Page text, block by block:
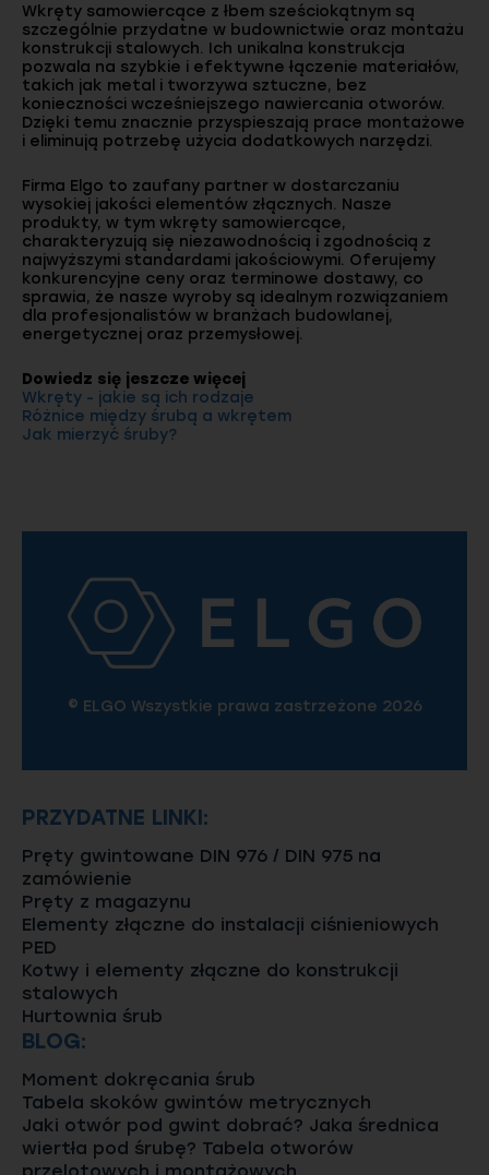
Wkręty samowiercące z łbem sześciokątnym są
szczególnie przydatne w budownictwie oraz montażu
konstrukcji stalowych. Ich unikalna konstrukcja
pozwala na szybkie i efektywne łączenie materiałów,
takich jak metal i tworzywa sztuczne, bez
konieczności wcześniejszego nawiercania otworów.
Dzięki temu znacznie przyspieszają prace montażowe
i eliminują potrzebę użycia dodatkowych narzędzi.
Firma Elgo to zaufany partner w dostarczaniu
wysokiej jakości elementów złącznych. Nasze
produkty, w tym wkręty samowiercące,
charakteryzują się niezawodnością i zgodnością z
najwyższymi standardami jakościowymi. Oferujemy
konkurencyjne ceny oraz terminowe dostawy, co
sprawia, że nasze wyroby są idealnym rozwiązaniem
dla profesjonalistów w branżach budowlanej,
energetycznej oraz przemysłowej.
Dowiedz się jeszcze więcej
Wkręty - jakie są ich rodzaje
Różnice między śrubą a wkrętem
Jak mierzyć śruby?
© ELGO Wszystkie prawa zastrzeżone 2026
PRZYDATNE LINKI:
Pręty gwintowane DIN 976 / DIN 975 na
zamówienie
Pręty z magazynu
Elementy złączne do instalacji ciśnieniowych
PED
Kotwy i elementy złączne do konstrukcji
stalowych
Hurtownia śrub
BLOG:
Moment dokręcania śrub
Tabela skoków gwintów metrycznych
Jaki otwór pod gwint dobrać? Jaka średnica
wiertła pod śrubę? Tabela otworów
przelotowych i montażowych